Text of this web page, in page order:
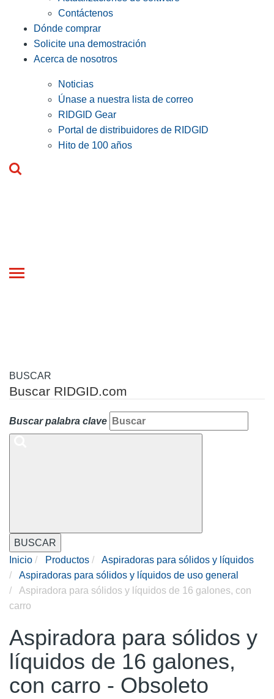
Contáctenos
Dónde comprar
Solicite una demostración
Acerca de nosotros
Noticias
Únase a nuestra lista de correo
RIDGID Gear
Portal de distribuidores de RIDGID
Hito de 100 años
Toggle
BUSCAR
Buscar RIDGID.com
Buscar palabra clave
BUSCAR
Inicio
Productos
Aspiradoras para sólidos y líquidos
Aspiradoras para sólidos y líquidos de uso general
Aspiradora para sólidos y líquidos de 16 galones, con
carro
Aspiradora para sólidos y
líquidos de 16 galones,
con carro - Obsoleto